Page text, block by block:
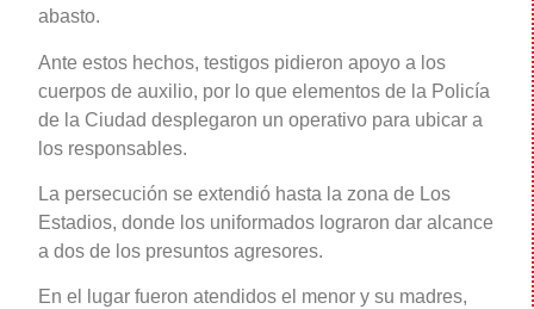
abasto.
Ante estos hechos, testigos pidieron apoyo a los
cuerpos de auxilio, por lo que elementos de la Policía
de la Ciudad desplegaron un operativo para ubicar a
los responsables.
La persecución se extendió hasta la zona de Los
Estadios, donde los uniformados lograron dar alcance
a dos de los presuntos agresores.
En el lugar fueron atendidos el menor y su madres,